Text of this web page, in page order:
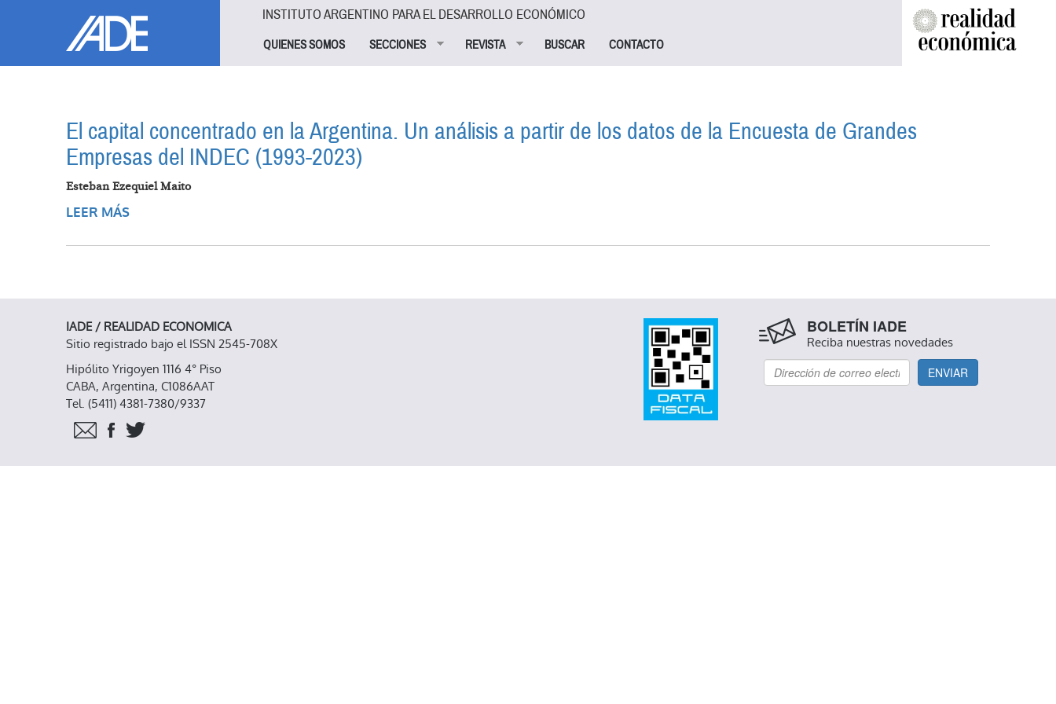
INSTITUTO ARGENTINO PARA EL DESARROLLO ECONÓMICO
QUIENES SOMOS SECCIONES REVISTA BUSCAR CONTACTO
El capital concentrado en la Argentina. Un análisis a partir de los datos de la Encuesta de Grandes
Empresas del INDEC (1993-2023)
Esteban Ezequiel Maito
LEER MÁS
IADE / REALIDAD ECONOMICA
Sitio registrado bajo el ISSN 2545-708X
Hipólito Yrigoyen 1116 4° Piso
CABA, Argentina, C1086AAT
Tel. (5411) 4381-7380/9337
BOLETÍN IADE
Reciba nuestras novedades
ENVIAR